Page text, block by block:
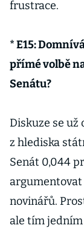
frustrace.
* E15:
přímé volbě
Senátu?
Diskuze se už
z hlediska
Senát 0,044
novinářů.
ale tím jedním